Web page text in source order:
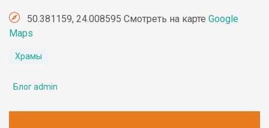
50.381159, 24.008595 Смотреть на карте Google
Maps
Храмы
Блог admin